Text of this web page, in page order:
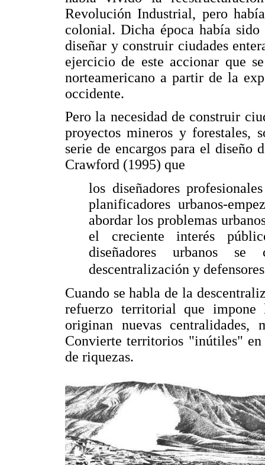
Revolución Industrial, pero
colonial. Dicha época había
diseñar y construir ciudades
ejercicio de este accionar que
norteamericano a partir de la
occidente.
Pero la necesidad de construir
proyectos mineros y forestales,
serie de encargos para el diseño
Crawford (1995) que
los diseñadores
planificadores urbanos-
abordar los problemas
el creciente interés
diseñadores urbanos
descentralización y
Cuando se habla de la
refuerzo territorial que
originan nuevas
Convierte territorios "inútiles"
de riquezas.